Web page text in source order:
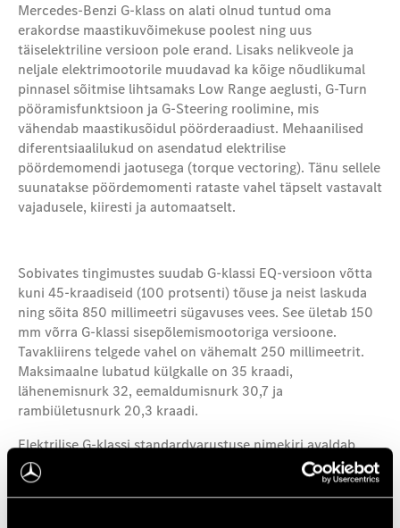
Mercedes-Benzi G-klass on alati olnud tuntud oma
erakordse maastikuvõimekuse poolest ning uus
täiselektriline versioon pole erand. Lisaks nelikveole ja
neljale elektrimootorile muudavad ka kõige nõudlikumal
pinnasel sõitmise lihtsamaks Low Range aeglusti, G-Turn
pööramisfunktsioon ja G-Steering roolimine, mis
vähendab maastikusõidul pöörderaadiust. Mehaanilised
diferentsiaalilukud on asendatud elektrilise
pöördemomendi jaotusega (torque vectoring). Tänu sellele
suunatakse pöördemomenti rataste vahel täpselt vastavalt
vajadusele, kiiresti ja automaatselt.
Sobivates tingimustes suudab G-klassi EQ-versioon võtta
kuni 45-kraadiseid (100 protsenti) tõuse ja neist laskuda
ning sõita 850 millimeetri sügavuses vees. See ületab 150
mm võrra G-klassi sisepõlemismootoriga versioone.
Tavakliirens telgede vahel on vähemalt 250 millimeetrit.
Maksimaalne lubatud külgkalle on 35 kraadi,
lähenemisnurk 32, eemaldumisnurk 30,7 ja
rambiületusnurk 20,3 kraadi.
Elektrilise G-klassi standardvarustuse nimekiri avaldab
muljet: sinna kuuluvad 12,3-tollise juhi- ja
meediaekraaniga MBUX teabe- ja meelelahutussüsteem,
Multibeam LED esituled, adaptiivne kiirushoidik Distronic,